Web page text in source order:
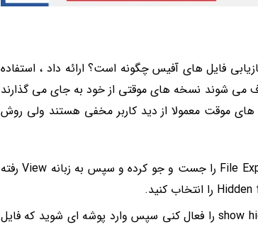
فایل های آفیس چگونه است؟ ارائه داد ، استفاده
می شوند نسخه های موقتی از خود به جای می گذارند
موقت معمولا از دید کاربر مخفی هستند ولی روش
برای این کار در منوی استارت ویندوز عبارت File Explore Option را جست و جو کرده و سپس به زبانه View رفته
حال تیک گزینه های folders and drivers و show hidden files را فعال کنی سپس وارد پوشه ای شوید که فایل